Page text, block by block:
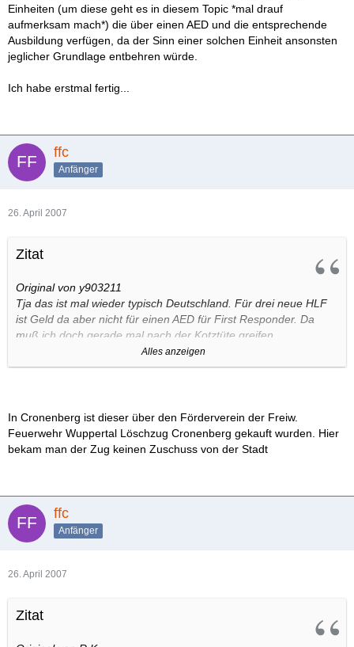
Einheiten (um diese geht es in diesem Topic *mal drauf
aufmerksam mach*) die über einen AED und die entsprechende
Ausbildung verfügen, da der Sinn einer solchen Einheit ansonsten
jeglicher Grundlage entbehren würde.
Ich habe erstmal fertig...
ffc
Anfänger
26. April 2007
Zitat
Original von y903211
Tja das ist mal wieder typisch Deutschland. Für drei neue HLF
ist Geld da aber nicht für einen AED für First Responder. Da
muß ich doch gerade mal nach der Kotztüte greifen.
Ein AED sollte ein absolutes Basic sein für einen FR einer
mal eine Mikrowelle bedienen können.
Im Schnitt würde man für ein HLF im übrigen je nach Gerät und
Alles anzeigen
In Cronenberg ist dieser über den Förderverein der Freiw.
Feuerwehr Wuppertal Löschzug Cronenberg gekauft wurden. Hier
bekam man der Zug keinen Zuschuss von der Stadt
ffc
Anfänger
26. April 2007
Zitat